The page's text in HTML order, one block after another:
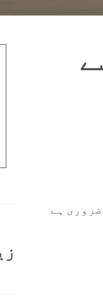
ہے